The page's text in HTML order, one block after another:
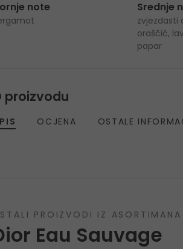
note Srednje
zvjezdasti
oraščić,
papar
proizvodu
OCJENA OSTALE
PROIZVODI IZ ASORTIMANA
Eau Sauvage